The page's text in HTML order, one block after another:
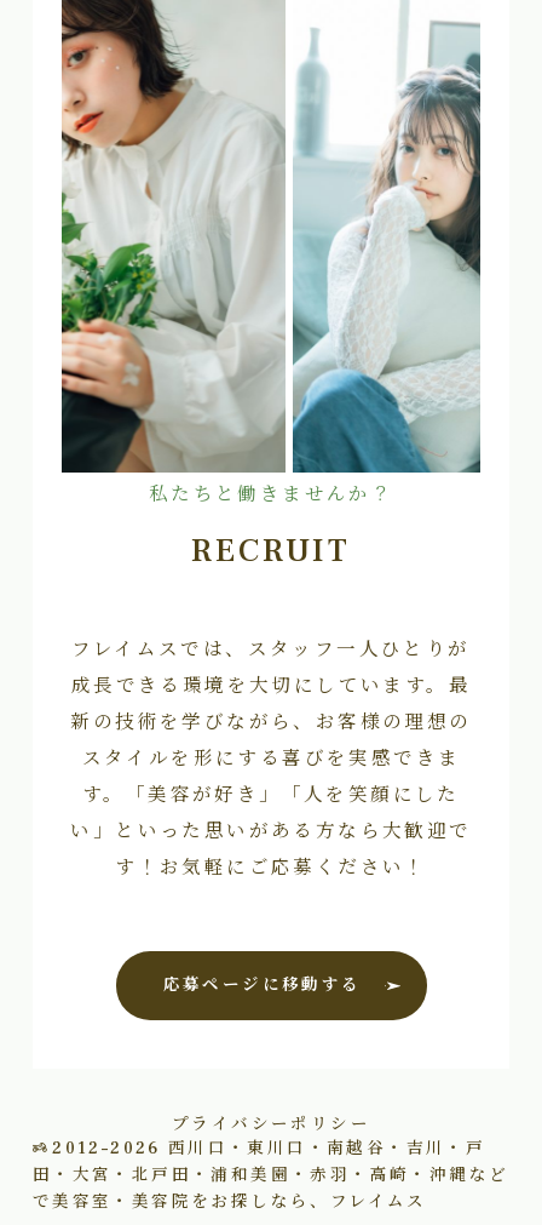
私たちと働きませんか？
RECRUIT
フレイムスでは、スタッフ一人ひとりが
成長できる環境を大切にしています。最
新の技術を学びながら、お客様の理想の
スタイルを形にする喜びを実感できま
す。「美容が好き」「人を笑顔にした
い」といった思いがある方なら大歓迎で
す！お気軽にご応募ください！
応募ページに移動する
プライバシーポリシー
2012–2026 西川口・東川口・南越谷・吉川・戸
田・大宮・北戸田・浦和美園・赤羽・高崎・沖縄など
で美容室・美容院をお探しなら、フレイムス